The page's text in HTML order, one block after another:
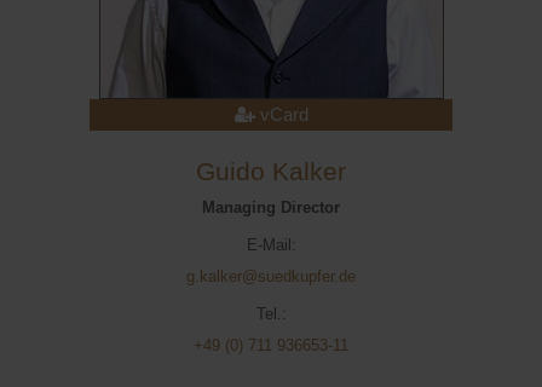
vCard
Guido Kalker
Managing Director
E-Mail:
g.kalker@suedkupfer.de
Tel.:
+49 (0) 711 936653-11